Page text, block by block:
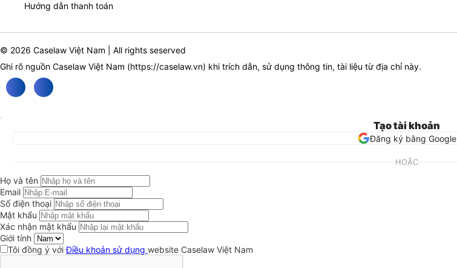
Hướng dẫn thanh toán
© 2026 Caselaw Việt Nam | All rights seserved
Ghi rõ nguồn Caselaw Việt Nam (https://caselaw.vn) khi trích dẫn, sử dụng thông tin, tài liệu từ địa chỉ này.
Tạo tài khoản
Đăng ký bằng Google
HOẶC
Họ và tên
Email
Số điện thoại
Mật khẩu
Xác nhận mật khẩu
Giới tính
Tôi đồng ý vớiĐiều khoản sử dụng website Caselaw Việt Nam